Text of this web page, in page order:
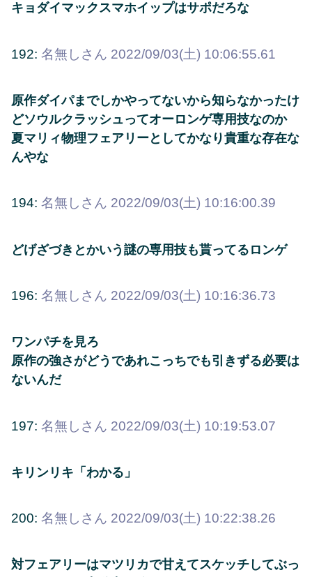
キョダイマックスマホイップはサポだろな
192: 名無しさん 2022/09/03(土) 10:06:55.61
原作ダイパまでしかやってないから知らなかったけ
どソウルクラッシュってオーロンゲ専用技なのか
夏マリィ物理フェアリーとしてかなり貴重な存在な
んやな
194: 名無しさん 2022/09/03(土) 10:16:00.39
どげざづきとかいう謎の専用技も貰ってるロンゲ
196: 名無しさん 2022/09/03(土) 10:16:36.73
ワンパチを見ろ
原作の強さがどうであれこっちでも引きずる必要は
ないんだ
197: 名無しさん 2022/09/03(土) 10:19:53.07
キリンリキ「わかる」
200: 名無しさん 2022/09/03(土) 10:22:38.26
対フェアリーはマツリカで甘えてスケッチしてぶっ